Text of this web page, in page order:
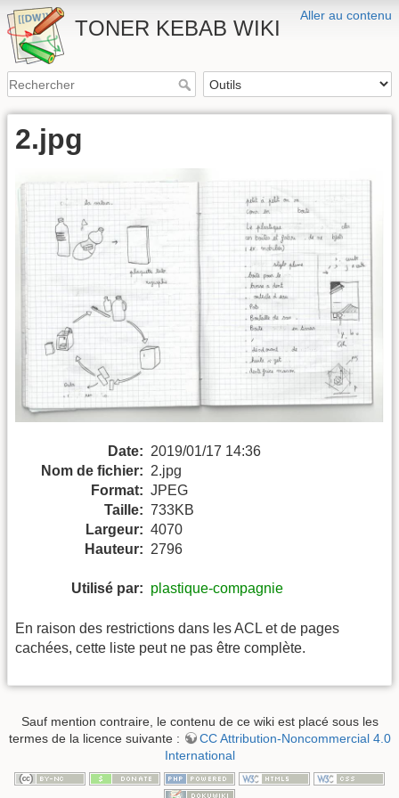
Aller au contenu
TONER KEBAB WIKI
2.jpg
Date: 2019/01/17 14:36
Nom de fichier: 2.jpg
Format: JPEG
Taille: 733KB
Largeur: 4070
Hauteur: 2796
Utilisé par: plastique-compagnie
En raison des restrictions dans les ACL et de pages
cachées, cette liste peut ne pas être complète.
Sauf mention contraire, le contenu de ce wiki est placé sous les
termes de la licence suivante :
CC Attribution-Noncommercial 4.0
International